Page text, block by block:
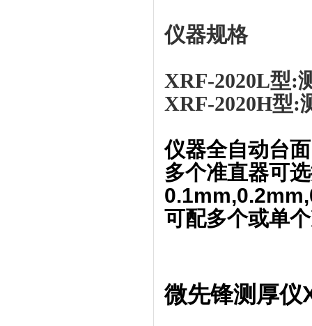
仪器规格
XRF-2020L型:
XRF-2020H型:
仪器全自动台
多个准直器可
可配多个或单
微先锋测厚仪